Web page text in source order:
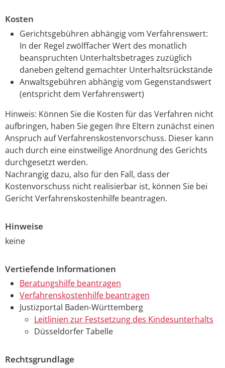
Kosten
Gerichtsgebühren abhängig vom Verfahrenswert:
In der Regel zwölffacher Wert des monatlich
beanspruchten Unterhaltsbetrages zuzüglich
daneben geltend gemachter Unterhaltsrückstände
Anwaltsgebühren abhängig vom Gegenstandswert
(entspricht dem Verfahrenswert)
Hinweis: Können Sie die Kosten für das Verfahren nicht
aufbringen, haben Sie gegen Ihre Eltern zunächst einen
Anspruch auf Verfahrenskostenvorschuss. Dieser kann
auch durch eine einstweilige Anordnung des Gerichts
durchgesetzt werden.
Nachrangig dazu, also für den Fall, dass der
Kostenvorschuss nicht realisierbar ist, können Sie bei
Gericht Verfahrenskostenhilfe beantragen.
Hinweise
keine
Vertiefende Informationen
Beratungshilfe beantragen
Verfahrenskostenhilfe beantragen
Justizportal Baden-Württemberg
Leitlinien zur Festsetzung des Kindesunterhalts
Düsseldorfer Tabelle
Rechtsgrundlage